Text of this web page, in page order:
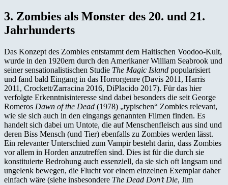
3. Zombies als Monster des 20. und 21.
Jahrhunderts
Das Konzept des Zombies entstammt dem Haitischen Voodoo-Kult,
wurde in den 1920ern durch den Amerikaner William Seabrook und
seiner sensationalistischen Studie The Magic Island popularisiert
und fand bald Eingang in das Horrorgenre (Davis 2011, Harris
2011, Crockett/Zarracina 2016, DiPlacido 2017). Für das hier
verfolgte Erkenntnisinteresse sind dabei besonders die seit George
Romeros Dawn of the Dead (1978) „typischen“ Zombies relevant,
wie sie sich auch in den eingangs genannten Filmen finden. Es
handelt sich dabei um Untote, die auf Menschenfleisch aus sind und
deren Biss Mensch (und Tier) ebenfalls zu Zombies werden lässt.
Ein relevanter Unterschied zum Vampir besteht darin, dass Zombies
vor allem in Horden anzutreffen sind. Dies ist für die durch sie
konstituierte Bedrohung auch essenziell, da sie sich oft langsam und
ungelenk bewegen, die Flucht vor einem einzelnen Exemplar daher
einfach wäre (siehe insbesondere The Dead Don’t Die, Jim